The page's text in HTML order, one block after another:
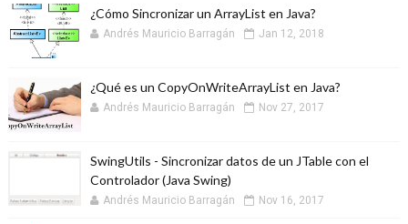
¿Cómo Sincronizar un ArrayList en Java?
Andrés Mauricio Barragán Jan 12, 2018
¿Qué es un CopyOnWriteArrayList en Java?
Andrés Mauricio Barragán Nov 27, 2017
SwingUtils - Sincronizar datos de un JTable con el
Controlador (Java Swing)
Andrés Mauricio Barragán Nov 16, 2017